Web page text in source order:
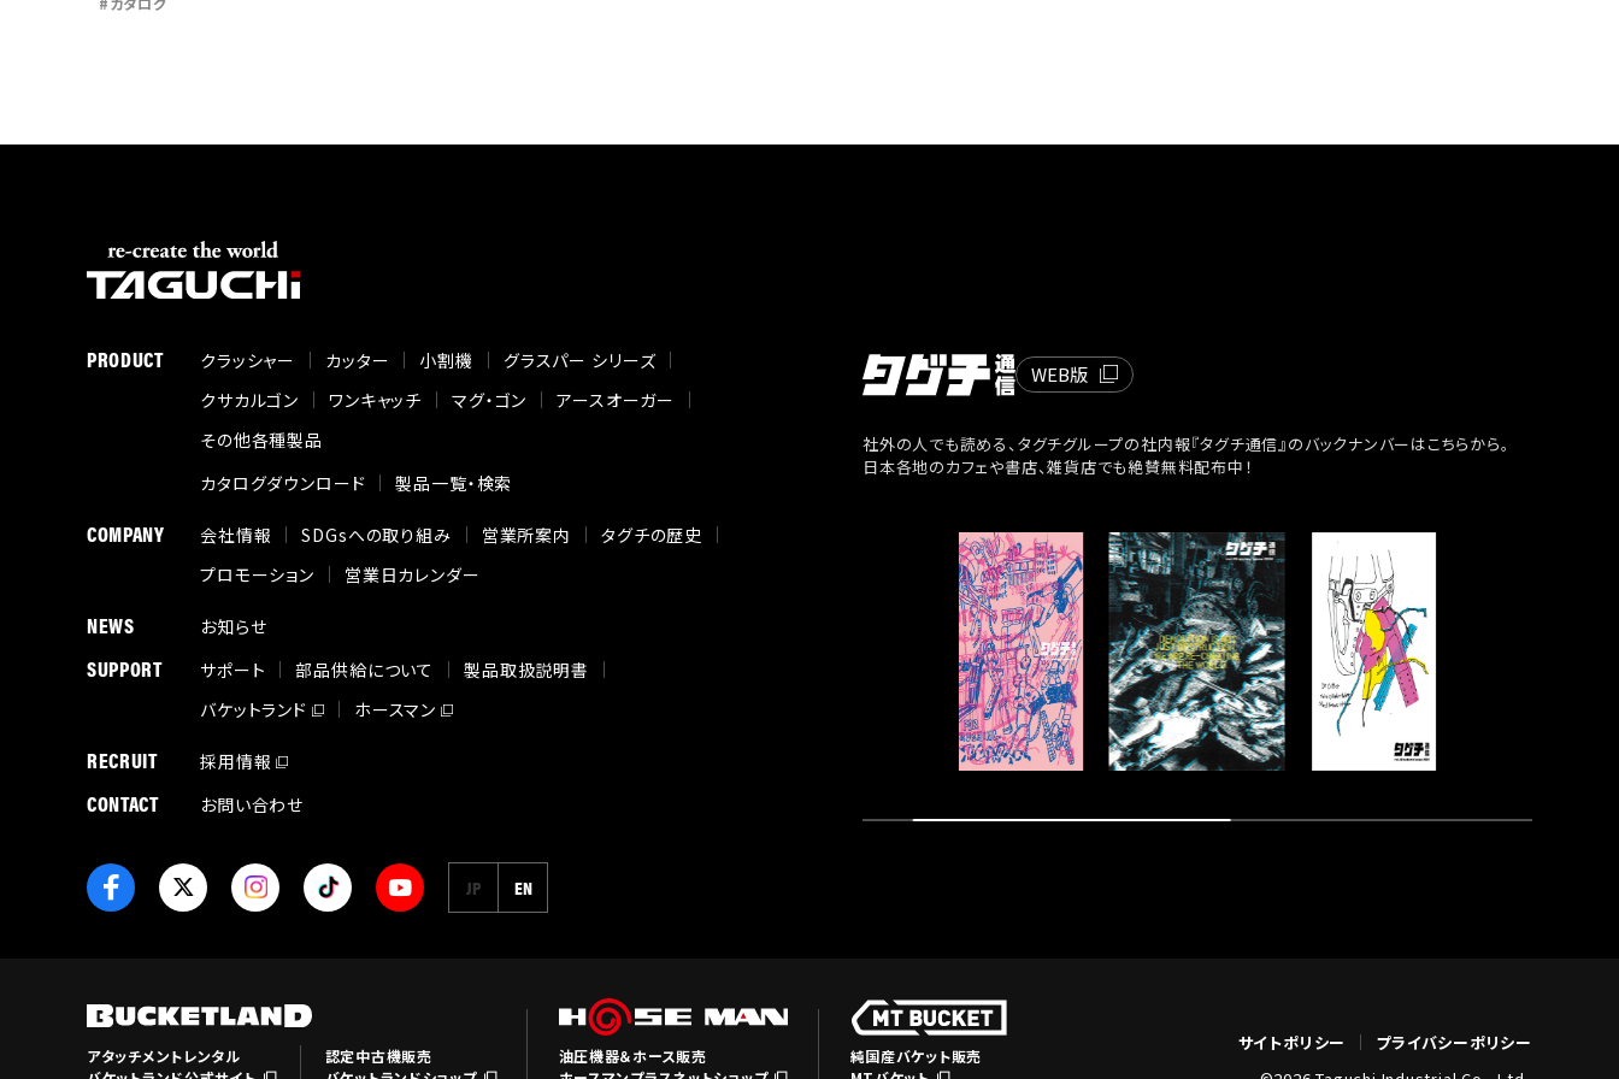
PRODUCT クラッシャー カッター 小割機
グラスパー シリーズ
クサカルゴン
ワンキャッチ マグ・ゴン
アースオーガー
その他各種製品
カタログダウンロード
製品一覧・検索
COMPANY 会社情報 SDGsへの取り組み 営業所案内
タグチの歴史
プロモーション
営業日カレンダー
NEWS お知らせ
SUPPORT サポート 部品供給について
製品取扱説明書
バケットランド
ホースマン
RECRUIT 採用情報
CONTACT お問い合わせ
WEB版
社外の人でも読める、タグチグループの社内報『タグチ通信』のバックナンバーはこちらから。
日本各地のカフェや書店、雑貨店でも絶賛無料配布中！
JP EN
アタッチメントレンタル
認定中古機販売
油圧機器＆ホース販売
純国産バケット販売
サイトポリシー
プライバシーポリシー